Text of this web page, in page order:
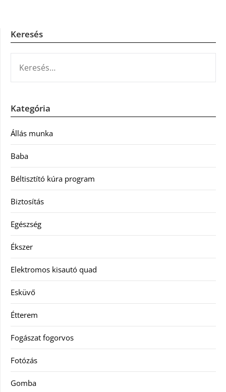
Keresés
Kategória
Állás munka
Baba
Béltisztító kúra program
Biztosítás
Egészség
Ékszer
Elektromos kisautó quad
Esküvő
Étterem
Fogászat fogorvos
Fotózás
Gomba